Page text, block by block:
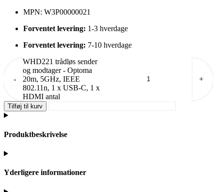
MPN: W3P00000021
Forventet levering: 1-3 hverdage
Forventet levering: 7-10 hverdage
-
WHD221 trådløs sender
og modtager - Optoma
20m, 5GHz, IEEE
802.11n, 1 x USB-C, 1 x
HDMI antal
+
Tilføj til kurv
Produktbeskrivelse
Yderligere informationer